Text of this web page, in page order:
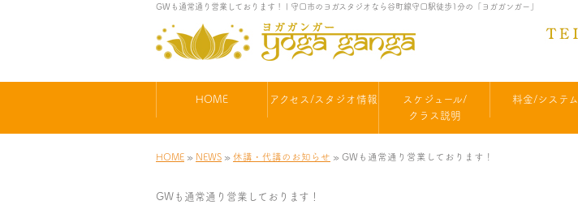
GWも通常通り営業しております！ | 守口市のヨガスタジオなら谷町線守口駅徒歩1分の「ヨガガンガー」
HOME アクセス/スタジオ情報
スケジュール/
クラス説明
料金/システム
HOME » NEWS » 休講・代講のお知らせ » GWも通常通り営業しております！
GWも通常通り営業しております！